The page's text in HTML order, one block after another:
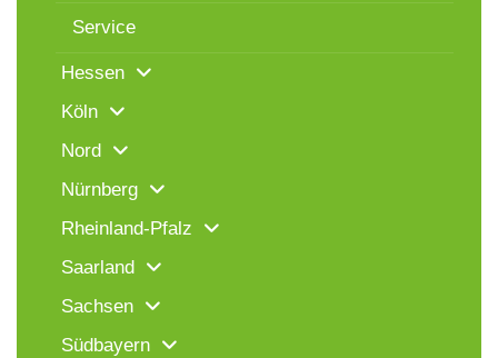
Service
Hessen
Köln
Nord
Nürnberg
Rheinland-Pfalz
Saarland
Sachsen
Südbayern